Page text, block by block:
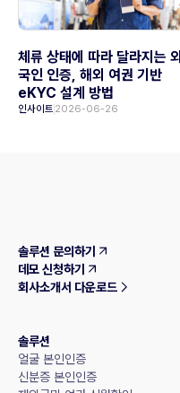
체류 상태에 따라 달라지는 외
국인 인증, 해외 여권 기반
eKYC 설계 방법
인사이트 2026-06-26
솔루션 문의하기
데모 신청하기
회사소개서 다운로드
솔루션
얼굴 본인인증
신분증 본인인증